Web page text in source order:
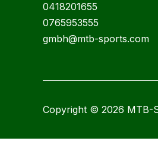
0418201655
0765953555
gmbh@mtb-sports.com
Copyright © 2026 MTB-